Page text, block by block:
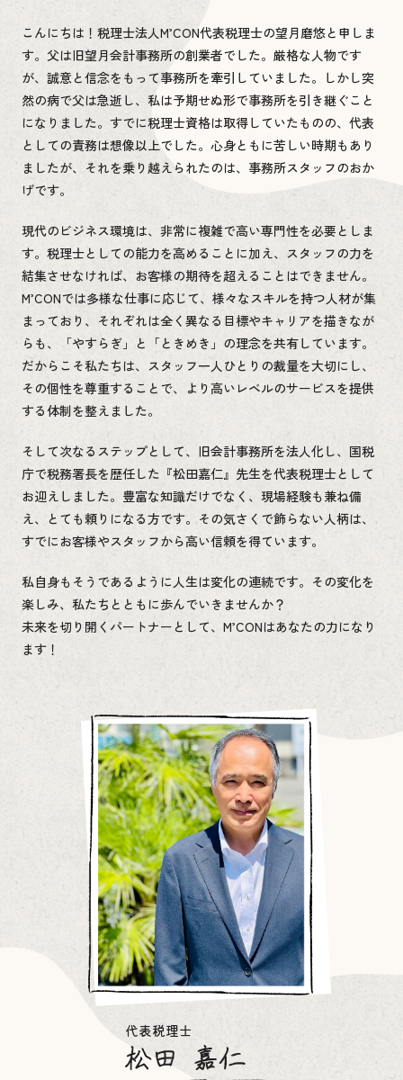
こんにちは！税理士法人M’CON代表税理士の望月磨悠と申しま
す。父は旧望月会計事務所の創業者でした。厳格な人物です
が、誠意と信念をもって事務所を牽引していました。しかし突
然の病で父は急逝し、私は予期せぬ形で事務所を引き継ぐこと
になりました。すでに税理士資格は取得していたものの、代表
としての責務は想像以上でした。心身ともに苦しい時期もあり
ましたが、それを乗り越えられたのは、事務所スタッフのおか
げです。
現代のビジネス環境は、非常に複雑で高い専門性を必要としま
す。税理士としての能力を高めることに加え、スタッフの力を
結集させなければ、お客様の期待を超えることはできません。
M’CONでは多様な仕事に応じて、様々なスキルを持つ人材が集
まっており、それぞれは全く異なる目標やキャリアを描きなが
らも、「やすらぎ」と「ときめき」の理念を共有しています。
だからこそ私たちは、スタッフ一人ひとりの裁量を大切にし、
その個性を尊重することで、より高いレベルのサービスを提供
する体制を整えました。
そして次なるステップとして、旧会計事務所を法人化し、国税
庁で税務署長を歴任した『松田嘉仁』先生を代表税理士として
お迎えしました。豊富な知識だけでなく、現場経験も兼ね備
え、とても頼りになる方です。その気さくで飾らない人柄は、
すでにお客様やスタッフから高い信頼を得ています。
私自身もそうであるように人生は変化の連続です。その変化を
楽しみ、私たちとともに歩んでいきませんか？
未来を切り開くパートナーとして、M’CONはあなたの力になり
ます！
代表税理士